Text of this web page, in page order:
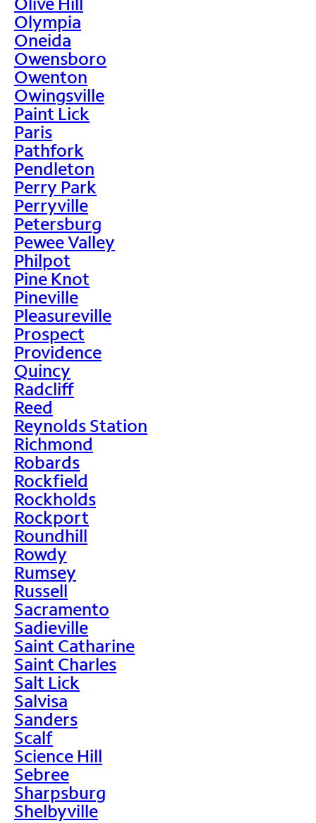
Olympia
Oneida
Owensboro
Owenton
Owingsville
Paint Lick
Paris
Pathfork
Pendleton
Perry Park
Perryville
Petersburg
Pewee Valley
Philpot
Pine Knot
Pineville
Pleasureville
Prospect
Providence
Quincy
Radcliff
Reed
Reynolds Station
Richmond
Robards
Rockfield
Rockholds
Rockport
Roundhill
Rowdy
Rumsey
Russell
Sacramento
Sadieville
Saint Catharine
Saint Charles
Salt Lick
Salvisa
Sanders
Scalf
Science Hill
Sebree
Sharpsburg
Shelbyville